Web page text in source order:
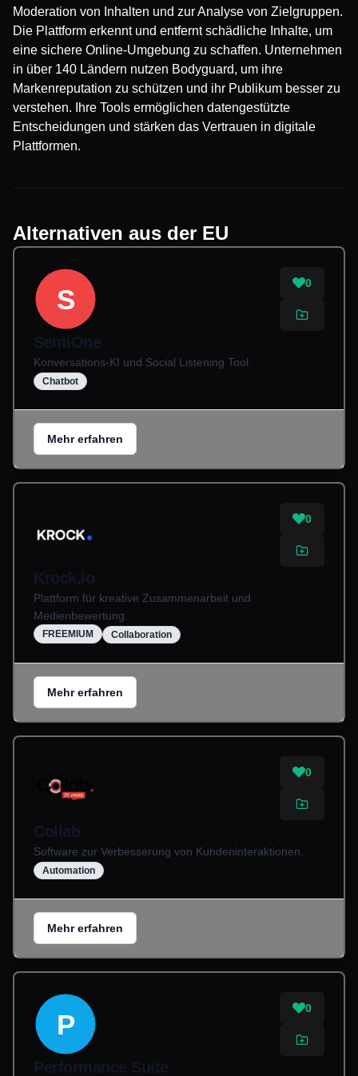
Moderation von Inhalten und zur Analyse von Zielgruppen.
Die Plattform erkennt und entfernt schädliche Inhalte, um
eine sichere Online-Umgebung zu schaffen. Unternehmen
in über 140 Ländern nutzen Bodyguard, um ihre
Markenreputation zu schützen und ihr Publikum besser zu
verstehen. Ihre Tools ermöglichen datengestützte
Entscheidungen und stärken das Vertrauen in digitale
Plattformen.
Alternativen aus der EU
S
0
SentiOne
Konversations-KI und Social Listening Tool.
Chatbot
Mehr erfahren
0
Krock.io
Plattform für kreative Zusammenarbeit und
Medienbewertung.
FREEMIUM Collaboration
Mehr erfahren
0
Collab
Software zur Verbesserung von Kundeninteraktionen.
Automation
Mehr erfahren
P
0
Performance Suite